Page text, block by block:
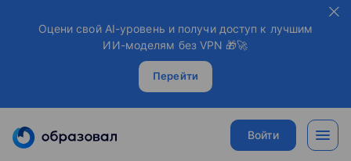
Оцени свой AI-уровень и получи доступ к лучшим
ИИ-моделям без VPN 🎁🚀
Перейти
Войти